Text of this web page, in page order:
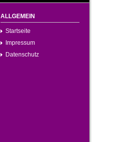
ALLGEMEIN
Startseite
Impressum
Datenschutz